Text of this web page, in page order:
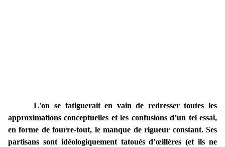
L'on se fatiguerait en vain de redresser toutes les
approximations conceptuelles et les confusions d’un tel essai,
en forme de fourre-tout, le manque de rigueur constant. Ses
partisans sont idéologiquement tatoués d’œillères (et ils ne